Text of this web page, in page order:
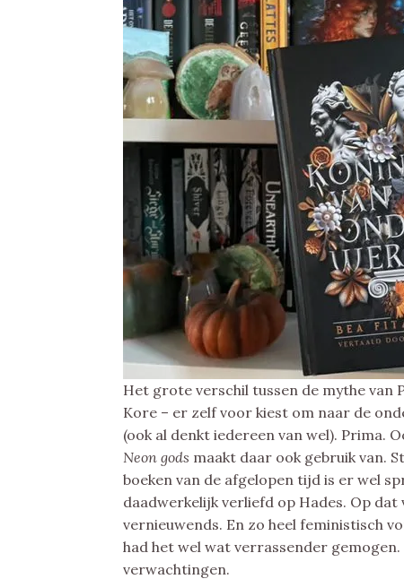
Het grote verschil tussen de mythe van
Kore – er zelf voor kiest om naar de
(ook al denkt iedereen van wel). Prima.
Neon gods maakt daar ook gebruik van.
boeken van de afgelopen tijd is er wel
daadwerkelijk verliefd op Hades. Op
vernieuwends. En zo heel feministisch
had het wel wat verrassender
verwachtingen.